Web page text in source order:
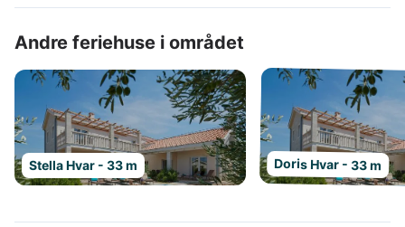
Andre feriehuse i området
Stella Hvar - 33 m Doris Hvar - 33 m